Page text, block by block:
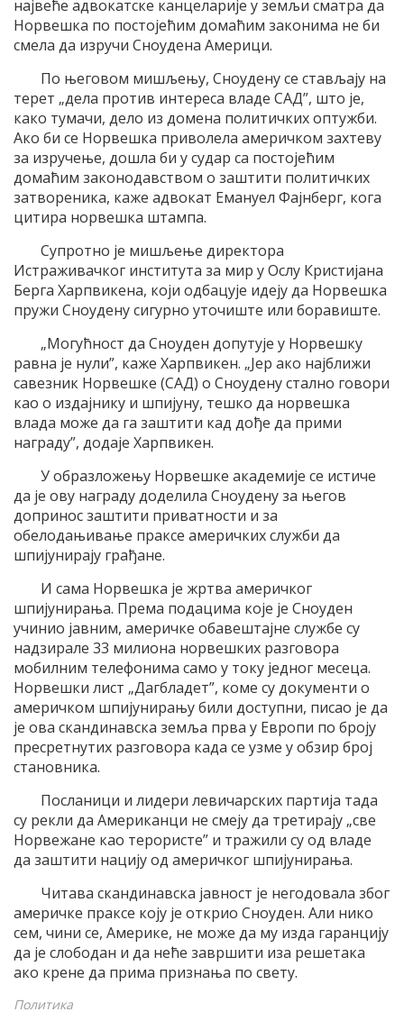
највеће адвокатске канцеларије у земљи сматра да
Норвешка по постојећим домаћим законима не би
смела да изручи Сноудена Америци.
По његовом мишљењу, Сноудену се стављају на
терет „дела против интереса владе САД”, што је,
како тумачи, дело из домена политичких оптужби.
Ако би се Норвешка приволела америчком захтеву
за изручење, дошла би у судар са постојећим
домаћим законодавством о заштити политичких
затвореника, каже адвокат Емануел Фајнберг, кога
цитира норвешка штампа.
Супротно је мишљење директора
Истраживачког института за мир у Ослу Кристијана
Берга Харпвикена, који одбацује идеју да Норвешка
пружи Сноудену сигурно уточиште или боравиште.
„Могућност да Сноуден допутује у Норвешку
равна је нули”, каже Харпвикен. „Јер ако најближи
савезник Норвешке (САД) о Сноудену стално говори
као о издајнику и шпијуну, тешко да норвешка
влада може да га заштити кад дође да прими
награду”, додаје Харпвикен.
У образложењу Норвешке академије се истиче
да је ову награду доделила Сноудену за његов
допринос заштити приватности и за
обелодањивање праксе америчких служби да
шпијунирају грађане.
И сама Норвешка је жртва америчког
шпијунирања. Према подацима које је Сноуден
учинио јавним, америчке обавештајне службе су
надзирале 33 милиона норвешких разговора
мобилним телефонима само у току једног месеца.
Норвешки лист „Дагбладет”, коме су документи о
америчком шпијунирању били доступни, писао је да
је ова скандинавска земља прва у Европи по броју
пресретнутих разговора када се узме у обзир број
становника.
Посланици и лидери левичарских партија тада
су рекли да Американци не смеју да третирају „све
Норвежане као терористе” и тражили су од владе
да заштити нацију од америчког шпијунирања.
Читава скандинавска јавност је негодовала због
америчке праксе коју је открио Сноуден. Али нико
сем, чини се, Америке, не може да му изда гаранцију
да је слободан и да неће завршити иза решетака
ако крене да прима признања по свету.
Политика